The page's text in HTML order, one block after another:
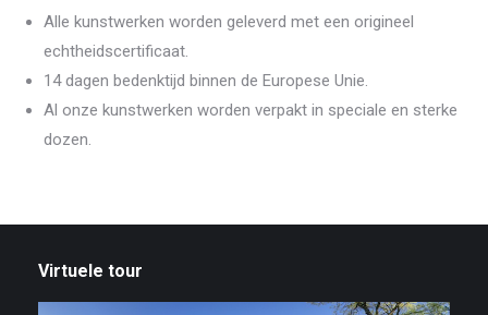
Alle kunstwerken worden geleverd met een origineel
echtheidscertificaat.
14 dagen bedenktijd binnen de Europese Unie.
Al onze kunstwerken worden verpakt in speciale en sterke
dozen.
Virtuele tour